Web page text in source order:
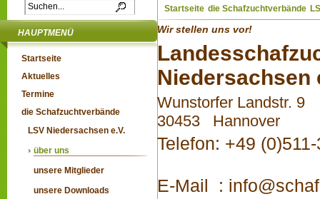
Startseite die Schafzuchtverbände
HAUPTMENÜ
Startseite
Aktuelles
Termine
die Schafzuchtverbände
LSV Niedersachsen e.V.
über uns
unsere Mitglieder
unsere Downloads
Wir stellen uns vor!
Niedersachsen
Wunstorfer Landstr. 9
30453 Hannover
Telefon: +49
E-Mail :